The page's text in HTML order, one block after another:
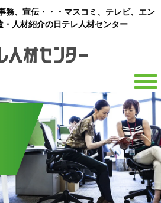
務、宣伝・・・マスコミ、テレビ、エン
・人材紹介の日テレ人材センター